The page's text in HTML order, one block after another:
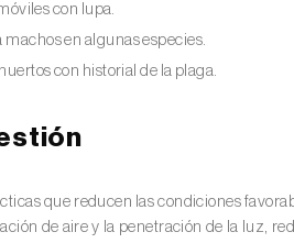
con lupa.
machos en algunas especies.
con historial de la plaga.
que reducen las condiciones
de aire y la penetración de la luz,